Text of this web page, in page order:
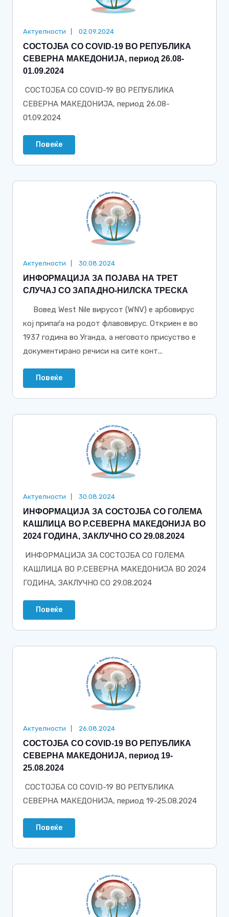
Актуелности 02.09.2024
СОСТОЈБА СО COVID-19 ВО РЕПУБЛИКА
СЕВЕРНА МАКЕДОНИЈА, период 26.08-
01.09.2024
СОСТОЈБА СО COVID-19 ВО РЕПУБЛИКА
СЕВЕРНА МАКЕДОНИЈА, период 26.08-
01.09.2024
Повеќе
Актуелности 30.08.2024
ИНФОРМАЦИЈА ЗА ПОЈАВА НА ТРЕТ
СЛУЧАЈ СО ЗАПАДНО-НИЛСКА ТРЕСКА
Вовед West Nile вирусот (WNV) е арбовирус
кој припаѓа на родот флавовирус. Откриен е во
1937 година во Уганда, а неговото присуство е
дoкументирано речиси на сите конт...
Повеќе
Актуелности 30.08.2024
ИНФОРМАЦИЈА ЗА СОСТОЈБА СО ГОЛЕМА
КАШЛИЦА ВО Р.СЕВЕРНА МАКЕДОНИЈА ВО
2024 ГОДИНА, ЗАКЛУЧНО СО 29.08.2024
ИНФОРМАЦИЈА ЗА СОСТОЈБА СО ГОЛЕМА
КАШЛИЦА ВО Р.СЕВЕРНА МАКЕДОНИЈА ВО 2024
ГОДИНА, ЗАКЛУЧНО СО 29.08.2024
Повеќе
Актуелности 26.08.2024
СОСТОЈБА СО COVID-19 ВО РЕПУБЛИКА
СЕВЕРНА МАКЕДОНИЈА, период 19-
25.08.2024
СОСТОЈБА СО COVID-19 ВО РЕПУБЛИКА
СЕВЕРНА МАКЕДОНИЈА, период 19-25.08.2024
Повеќе